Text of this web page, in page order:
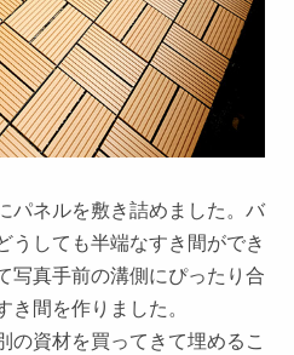
パネルを敷き詰めました。バ
うしても半端なすき間ができ
写真手前の溝側にぴったり合
き間を作りました。
の資材を買ってきて埋めるこ